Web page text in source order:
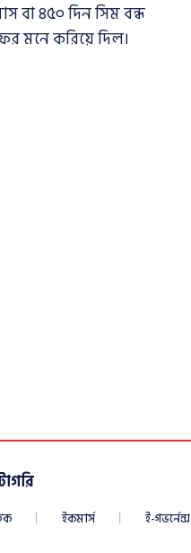
বা ৪৫০ দিন সিম বন্ধ
মনে করিয়ে দিল।
ইকমার্স ই-গভর্নেন্স